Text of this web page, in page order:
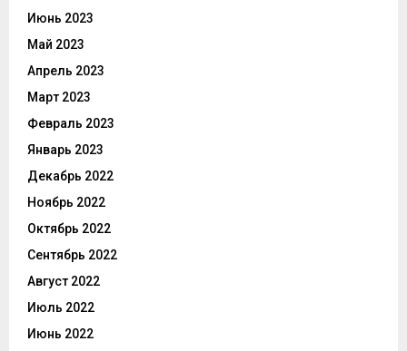
Июнь 2023
Май 2023
Апрель 2023
Март 2023
Февраль 2023
Январь 2023
Декабрь 2022
Ноябрь 2022
Октябрь 2022
Сентябрь 2022
Август 2022
Июль 2022
Июнь 2022